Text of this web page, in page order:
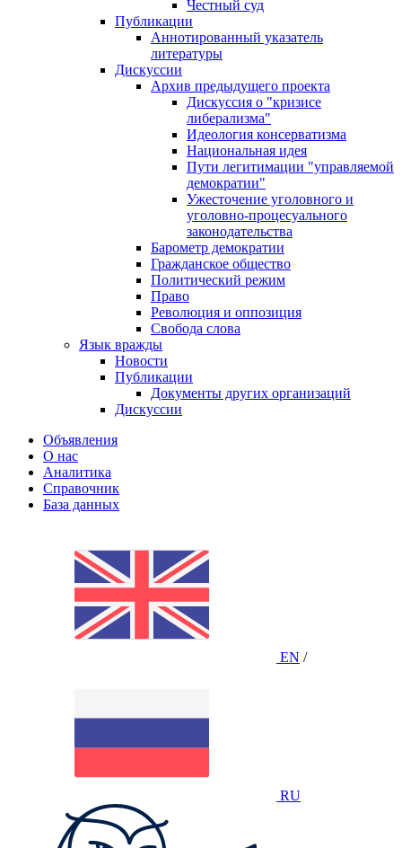
Честный суд
Публикации
Аннотированный указатель
литературы
Дискуссии
Архив предыдущего проекта
Дискуссия о "кризисе
либерализма"
Идеология консерватизма
Национальная идея
Пути легитимации "управляемой
демократии"
Ужесточение уголовного и
уголовно-процесуального
законодательства
Барометр демократии
Гражданское общество
Политический режим
Право
Революция и оппозиция
Свобода слова
Язык вражды
Новости
Публикации
Документы других организаций
Дискуссии
Объявления
О нас
Аналитика
Справочник
База данных
EN /
RU